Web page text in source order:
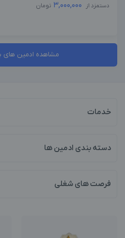
دستمزد از 3,000,000 تومان
مشاهده ادمین های
خدمات
دسته بندی ادمین ها
فرصت های شغلی